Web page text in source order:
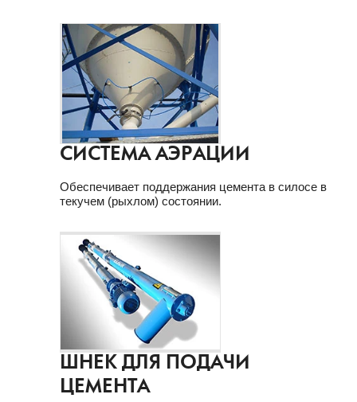
СИСТЕМА АЭРАЦИИ
Обеспечивает поддержания цемента в силосе в
текучем (рыхлом) состоянии.
ШНЕК ДЛЯ ПОДАЧИ
ЦЕМЕНТА